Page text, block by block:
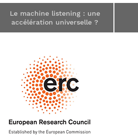
Le machine listening : une
accélération universelle ?